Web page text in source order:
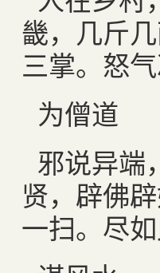
畿，几斤
三掌。怒
为僧道
邪说异端
贤，辟佛
一扫。尽